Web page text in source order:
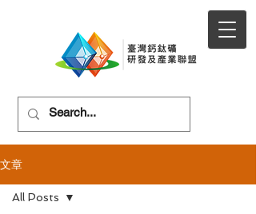
文章
All Posts